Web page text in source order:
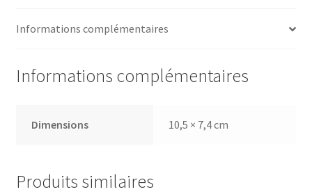
Informations complémentaires
Informations complémentaires
Dimensions 10,5 × 7,4 cm
Produits similaires